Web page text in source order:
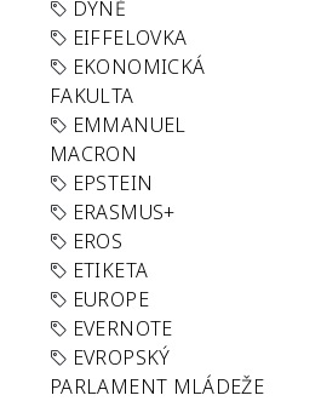
DÝNĚ
EIFFELOVKA
EKONOMICKÁ
FAKULTA
EMMANUEL
MACRON
EPSTEIN
ERASMUS+
EROS
ETIKETA
EUROPE
EVERNOTE
EVROPSKÝ
PARLAMENT MLÁDEŽE